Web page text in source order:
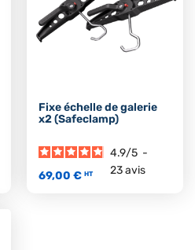
Fixe échelle de galerie
x2 (Safeclamp)
4.9/5 -
23avis
69,00 € HT